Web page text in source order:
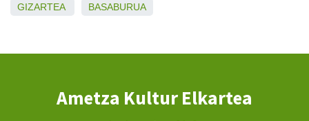
GIZARTEA BASABURUA
Ametza Kultur Elkartea